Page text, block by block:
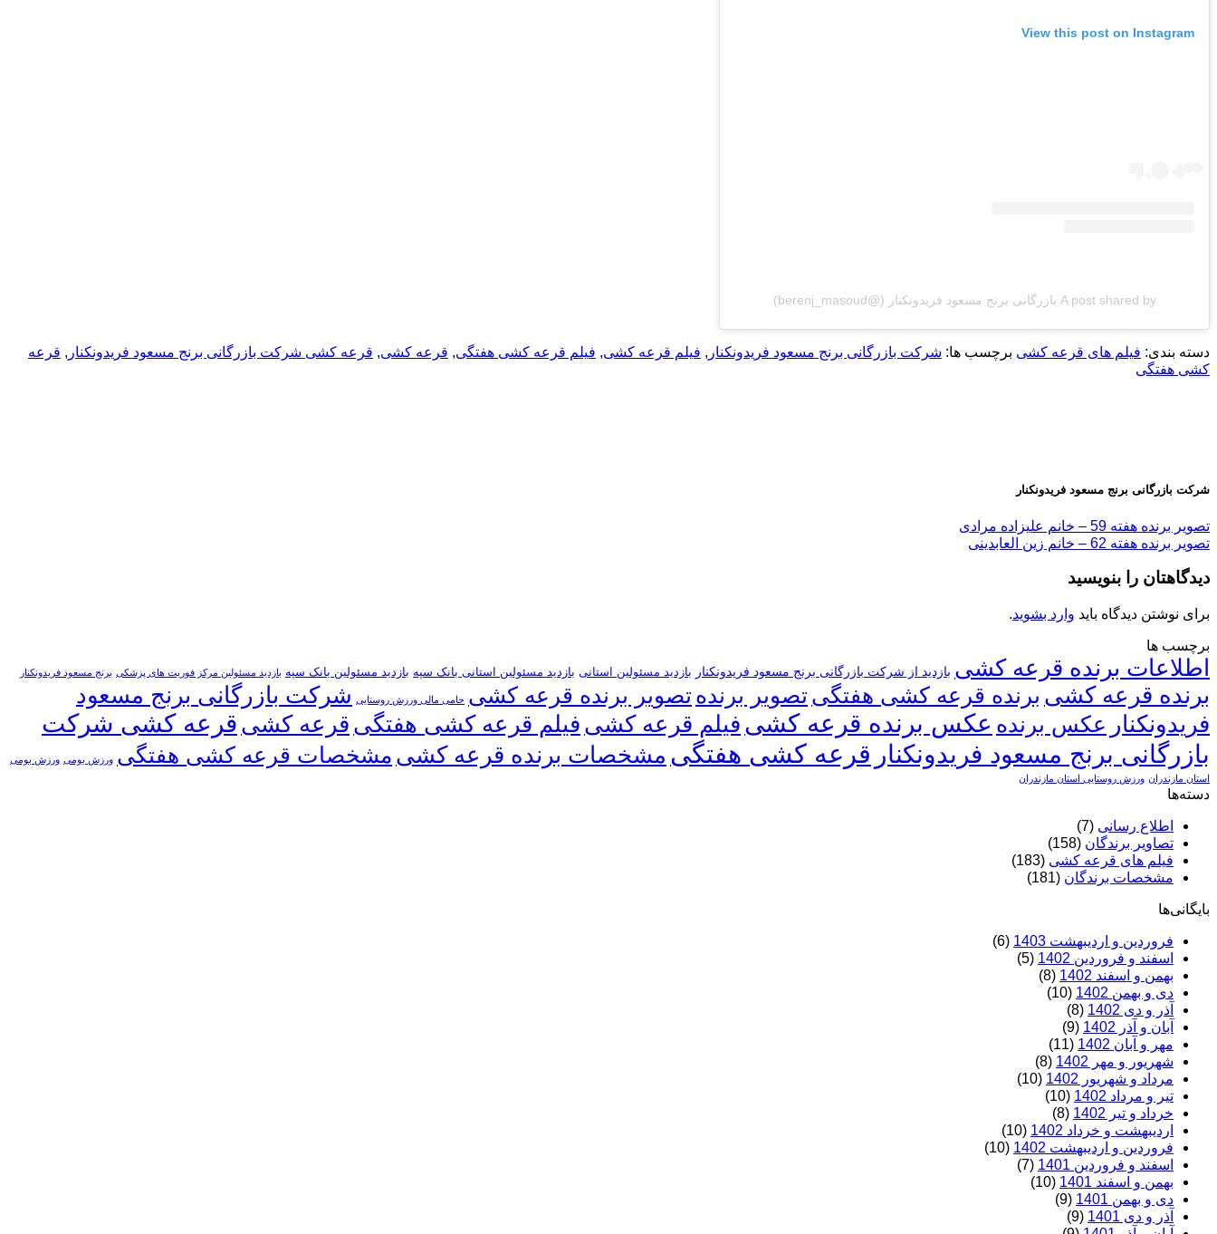
View this post on Instagram
A post shared by بازرگانی برنج مسعود فریدونکنار (@berenj_masoud)
دسته بندی: فیلم های قرعه کشی برچسب ها: شرکت بازرگانی برنج مسعود فریدونکنار , فیلم قرعه کشی, فیلم قرعه کشی هفتگی, قرعه کشی, قرعه کشی شرکت بازرگانی برنج مسعود فریدونکنار , قرعه
کشی هفتگی
شرکت بازرگانی برنج مسعود فریدونکنار
تصویر برنده هفته 59 – خانم علیزاده مرادی
تصویر برنده هفته 62 – خانم زین العابدینی
دیدگاهتان را بنویسید
برای نوشتن دیدگاه باید وارد بشوید.
برچسب ها
اطلاعات برنده قرعه کشی بازدید از شرکت بازرگانی برنج مسعود فریدونکنار بازدید مسئولین استانی بازدید مسئولین استانی بانک سپه بازدید مسئولین بانک سپه بازدید مسئولین مرکز فوریت های پزشکی برنج مسعود فریدونکنار
برنده قرعه کشی برنده قرعه کشی هفتگیتصویر برندهتصویر برنده قرعه کشی حامی مالی ورزش روستایی شرکت بازرگانی برنج مسعود
فریدونکنار عکس برنده عکس برنده قرعه کشی فیلم قرعه کشی فیلم قرعه کشی هفتگی قرعه کشی قرعه کشی شرکت
بازرگانی برنج مسعود فریدونکنار قرعه کشی هفتگی مشخصات برنده قرعه کشی مشخصات قرعه کشی هفتگی ورزش بومی ورزش بومی
استان مازندران ورزش روستایی استان مازندران
دسته‌ها
اطلاع رسانی (7)
تصاویر برندگان (158)
فیلم های قرعه کشی (183)
مشخصات برندگان (181)
بایگانی‌ها
فروردین و اردیبهشت 1403
(6)
اسفند و فروردین 1402
(5)
بهمن و اسفند 1402
(8)
دی و بهمن 1402
(10)
آذر و دی 1402
(8)
آبان و آذر 1402
(9)
مهر و آبان 1402
(11)
شهریور و مهر 1402
(8)
مرداد و شهریور 1402
(10)
تیر و مرداد 1402
(10)
خرداد و تیر 1402
(8)
اردیبهشت و خرداد 1402
(10)
فروردین و اردیبهشت 1402
(10)
اسفند و فروردین 1401
(7)
بهمن و اسفند 1401
(10)
دی و بهمن 1401
(9)
آذر و دی 1401
(9)